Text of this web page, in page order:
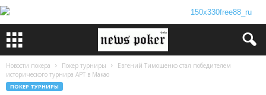
Новости покера Покер турниры
Евгений Тимошенко стал победителем
исторического турнира APT в Макао
ПОКЕР ТУРНИРЫ